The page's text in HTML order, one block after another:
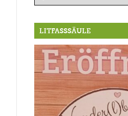
LITFASSSÄULE